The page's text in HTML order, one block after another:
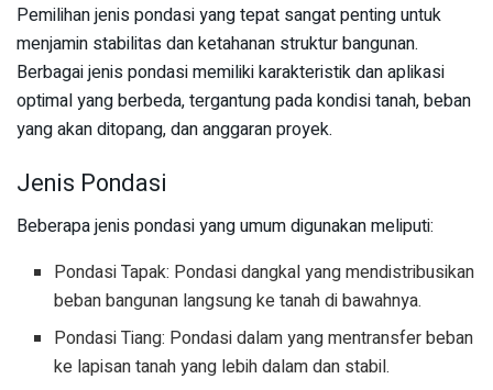
Pemilihan jenis pondasi yang tepat sangat penting untuk
menjamin stabilitas dan ketahanan struktur bangunan.
Berbagai jenis pondasi memiliki karakteristik dan aplikasi
optimal yang berbeda, tergantung pada kondisi tanah, beban
yang akan ditopang, dan anggaran proyek.
Jenis Pondasi
Beberapa jenis pondasi yang umum digunakan meliputi:
Pondasi Tapak: Pondasi dangkal yang mendistribusikan
beban bangunan langsung ke tanah di bawahnya.
Pondasi Tiang: Pondasi dalam yang mentransfer beban
ke lapisan tanah yang lebih dalam dan stabil.